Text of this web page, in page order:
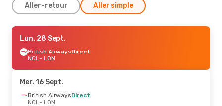
Aller-retour Aller simple
Ven. 21 Août- Mar. 25 Août
British AirwaysDirect
NCL- LON
LON- NCL
Dim. 30 Août- Lun. 31 Août
Lun. 28 Sept.
British AirwaysDirect
NCL- LON
Mer. 16 Sept.
British AirwaysDirect
NCL- LON